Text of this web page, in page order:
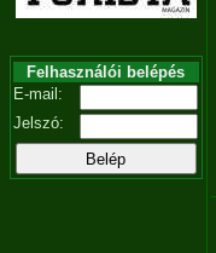
Felhasználói belépés
E-mail:
Jelszó: